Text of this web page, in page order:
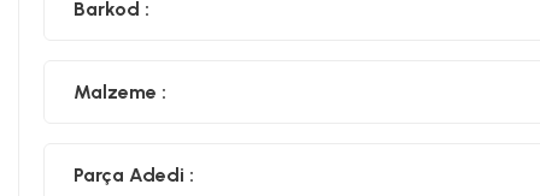
Barkod :
Malzeme :
Parça Adedi :